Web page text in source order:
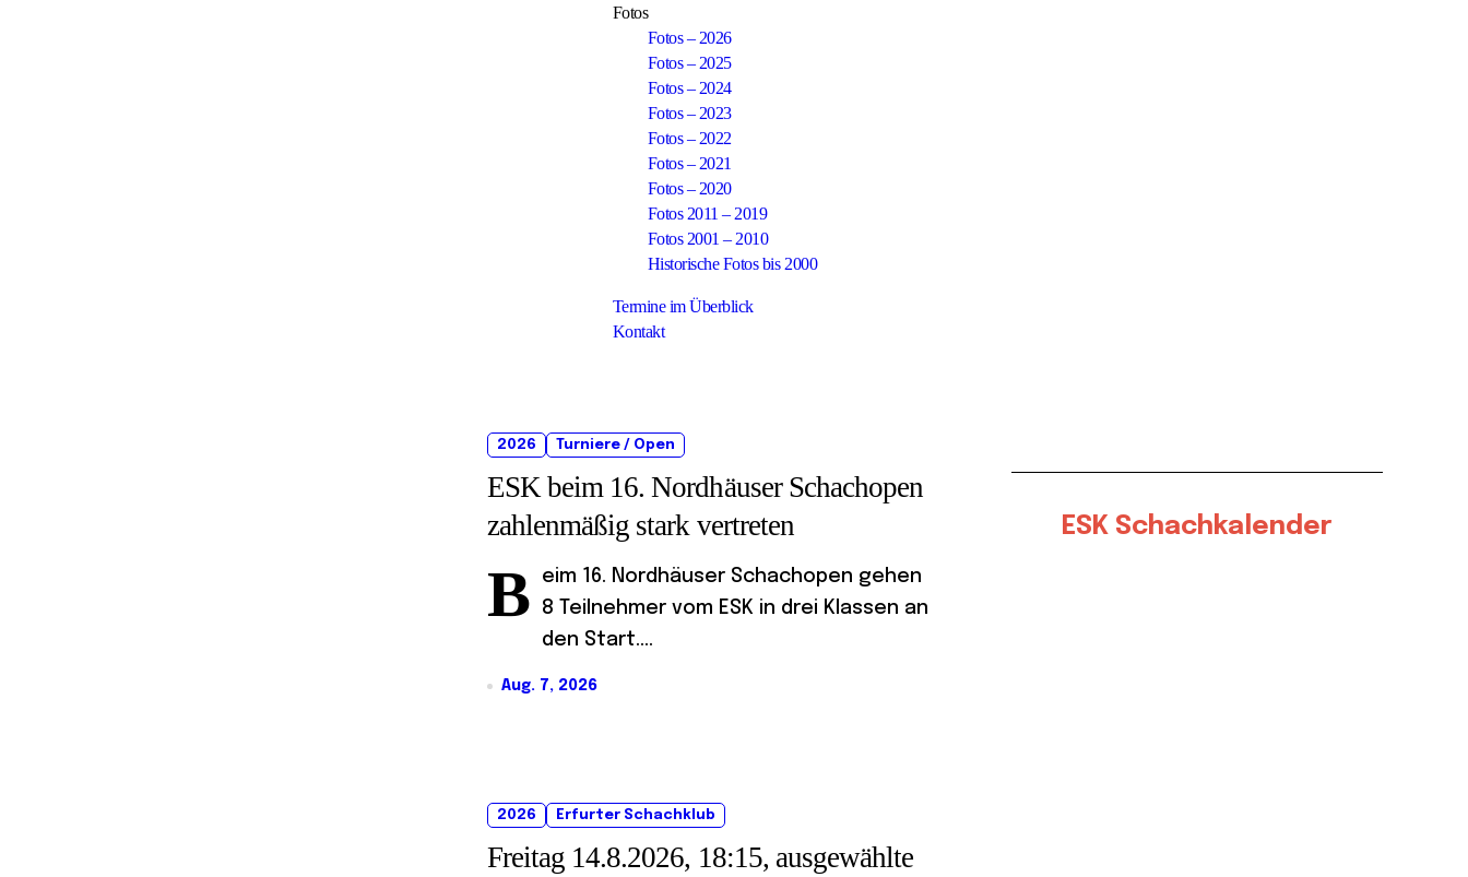
Fotos
Fotos – 2026
Fotos – 2025
Fotos – 2024
Fotos – 2023
Fotos – 2022
Fotos – 2021
Fotos – 2020
Fotos 2011 – 2019
Fotos 2001 – 2010
Historische Fotos bis 2000
Termine im Überblick
Kontakt
2026 Turniere / Open
ESK beim 16. Nordhäuser Schachopen
zahlenmäßig stark vertreten
B
eim 16. Nordhäuser Schachopen gehen
8 Teilnehmer vom ESK in drei Klassen an
den Start....
Aug. 7, 2026
2026 Erfurter Schachklub
Freitag 14.8.2026, 18:15, ausgewählte
ESK Schachkalender